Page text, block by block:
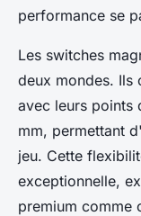
performance se
Les switches
deux mondes. Ils
avec leurs points
mm, permettant
jeu. Cette
exceptionnelle,
premium comme